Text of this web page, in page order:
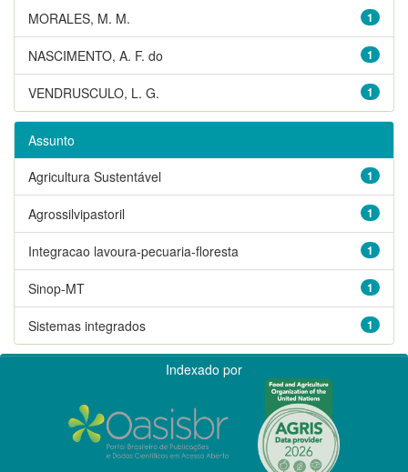
1
MORALES, M. M.
1
NASCIMENTO, A. F. do
1
VENDRUSCULO, L. G.
Assunto
1
Agricultura Sustentável
1
Agrossilvipastoril
1
Integracao lavoura-pecuaria-floresta
1
Sinop-MT
1
Sistemas integrados
Indexado por